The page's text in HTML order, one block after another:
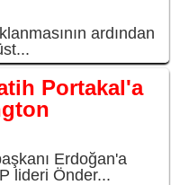
ardından
Portakal'a
Erdoğan'a
lideri Önder...